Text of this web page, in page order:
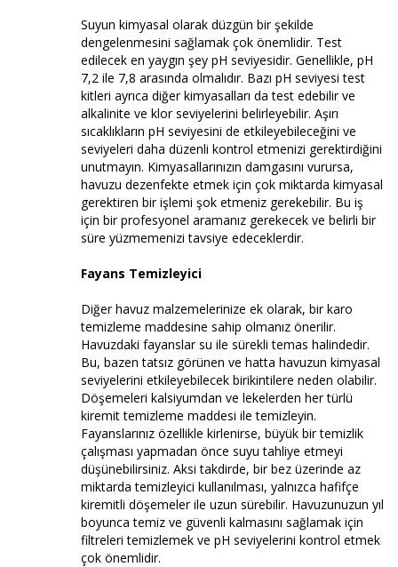
Suyun kimyasal olarak düzgün bir şekilde
dengelenmesini sağlamak çok önemlidir. Test
edilecek en yaygın şey pH seviyesidir. Genellikle, pH
7,2 ile 7,8 arasında olmalıdır. Bazı pH seviyesi test
kitleri ayrıca diğer kimyasalları da test edebilir ve
alkalinite ve klor seviyelerini belirleyebilir. Aşırı
sıcaklıkların pH seviyesini de etkileyebileceğini ve
seviyeleri daha düzenli kontrol etmenizi gerektirdiğini
unutmayın. Kimyasallarınızın damgasını vurursa,
havuzu dezenfekte etmek için çok miktarda kimyasal
gerektiren bir işlemi şok etmeniz gerekebilir. Bu iş
için bir profesyonel aramanız gerekecek ve belirli bir
süre yüzmemenizi tavsiye edeceklerdir.
Fayans Temizleyici
Diğer havuz malzemelerinize ek olarak, bir karo
temizleme maddesine sahip olmanız önerilir.
Havuzdaki fayanslar su ile sürekli temas halindedir.
Bu, bazen tatsız görünen ve hatta havuzun kimyasal
seviyelerini etkileyebilecek birikintilere neden olabilir.
Döşemeleri kalsiyumdan ve lekelerden her türlü
kiremit temizleme maddesi ile temizleyin.
Fayanslarınız özellikle kirlenirse, büyük bir temizlik
çalışması yapmadan önce suyu tahliye etmeyi
düşünebilirsiniz. Aksi takdirde, bir bez üzerinde az
miktarda temizleyici kullanılması, yalnızca hafifçe
kiremitli döşemeler ile uzun sürebilir. Havuzunuzun yıl
boyunca temiz ve güvenli kalmasını sağlamak için
filtreleri temizlemek ve pH seviyelerini kontrol etmek
çok önemlidir.